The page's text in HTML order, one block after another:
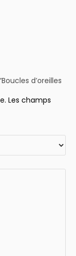
d’oreilles
Les champs